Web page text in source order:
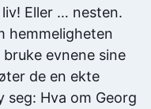
Eller … nesten.
hemmeligheten
evnene sine
de en ekte
seg: Hva om Georg